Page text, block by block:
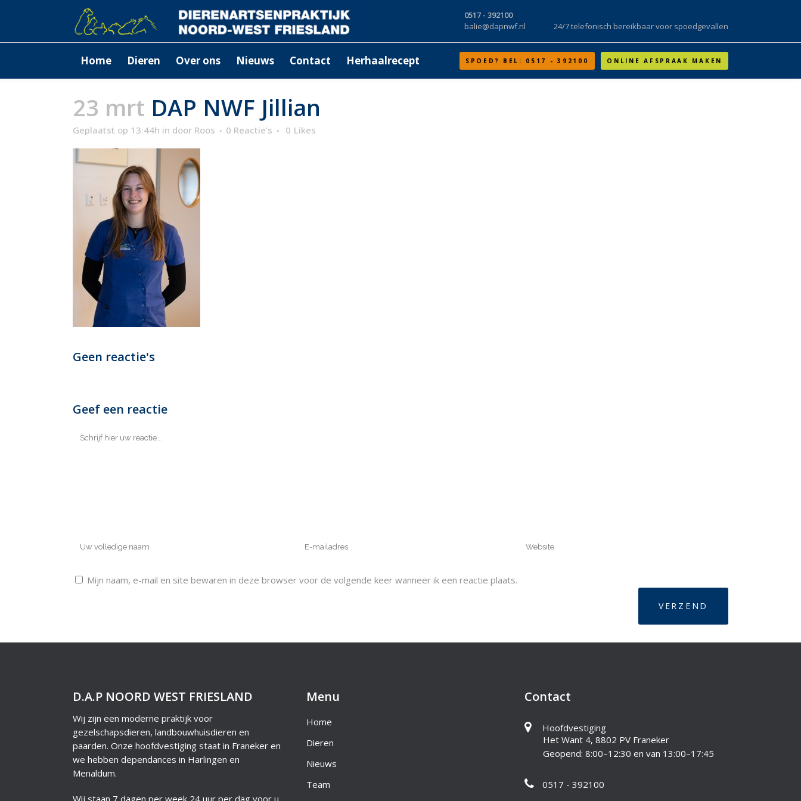
0517 - 392100
balie@dapnwf.nl
24/7 telefonisch bereikbaar voor spoedgevallen
Home Dieren Over ons Nieuws Contact Herhaalrecept SPOED? BEL: 0517 - 392100 ONLINE AFSPRAAK MAKEN
23 mrt DAP NWF Jillian
Geplaatst op 13:44h in door Roos 0 Reactie's 0 Likes
Geen reactie's
Geef een reactie
Mijn naam, e-mail en site bewaren in deze browser voor de volgende keer wanneer ik een reactie plaats.
D.A.P NOORD WEST FRIESLAND
Wij zijn een moderne praktijk voor
gezelschapsdieren, landbouwhuisdieren en
paarden. Onze hoofdvestiging staat in Franeker en
we hebben dependances in Harlingen en
Menaldum.
Wij staan 7 dagen per week 24 uur per dag voor u
Menu
Home
Dieren
Nieuws
Team
Contact
Hoofdvestiging
Het Want 4, 8802 PV Franeker
Geopend: 8:00–12:30 en van 13:00–17:45
0517 - 392100